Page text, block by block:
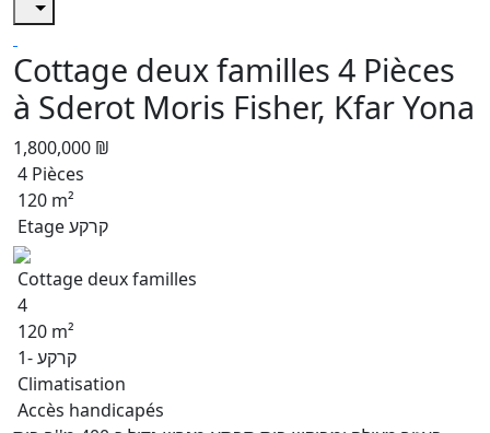
Cottage deux familles 4 Pièces
à Sderot Moris Fisher, Kfar Yona
1,800,000 ₪
4 Pièces
120 m²
Etage קרקע
Cottage deux familles
4
120 m²
קרקע -1
Climatisation
Accès handicapés